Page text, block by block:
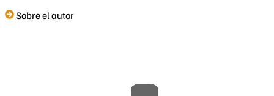
Sobre el autor